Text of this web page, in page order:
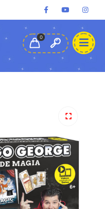
(+51) 980-906-767
Área Secreta
0